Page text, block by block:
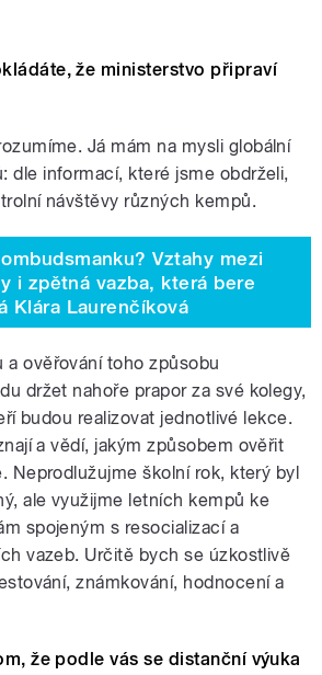
že ministerstvo připraví
Já mám na mysli globální
dle informací, které jsme obdrželi,
návštěvy různých kempů.
Vztahy mezi
i zpětná vazba, která bere
Klára Laurenčíková
ověřování toho způsobu
držet nahoře prapor za své kolegy,
budou realizovat jednotlivé lekce.
a vědí, jakým způsobem ověřit
Neprodlužujme školní rok, který byl
ale využijme letních kempů ke
spojeným s resocializací a
vazeb. Určitě bych se úzkostlivě
známkování, hodnocení a
že podle vás se distanční výuka